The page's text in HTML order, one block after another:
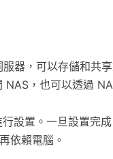
器，可以存儲和共享
NAS，也可以透過
設置。一旦設置完
依賴電腦。